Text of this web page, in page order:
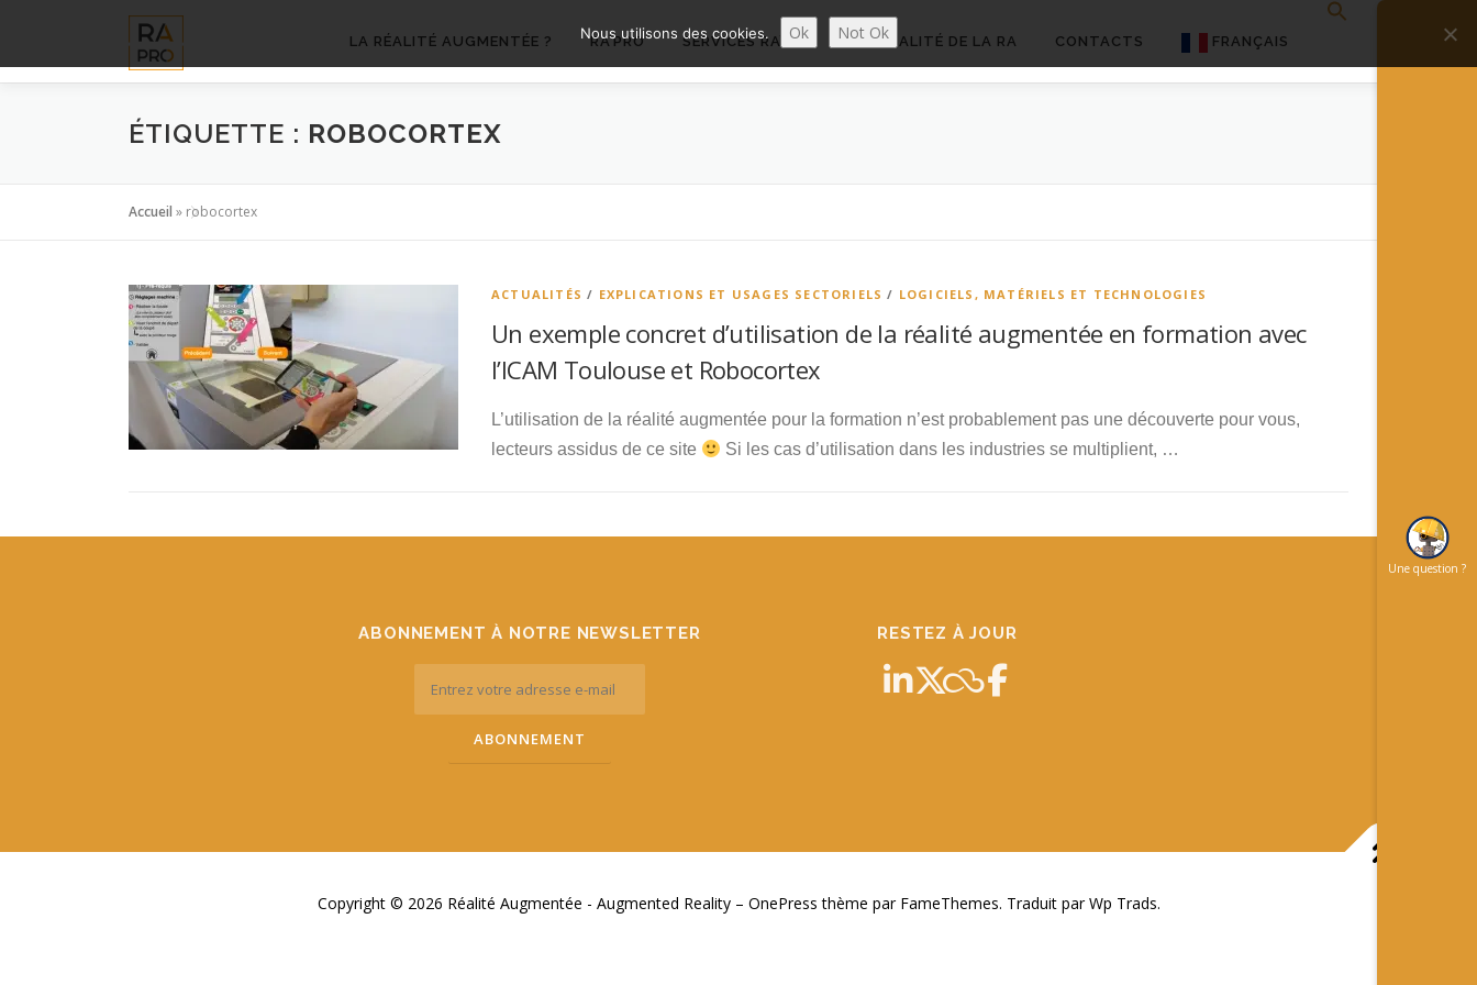
contenu
LA RÉALITÉ AUGMENTÉE ? RA’PRO SERVICES RA’PRO ACTUALITÉ DE LA RA CONTACTS FRANÇAIS
Español
ÉTIQUETTE : ROBOCORTEX
Accueil » robocortex
ACTUALITÉS / EXPLICATIONS ET USAGES SECTORIELS / LOGICIELS, MATÉRIELS ET TECHNOLOGIES
Un exemple concret d’utilisation de la réalité augmentée en formation avec
l’ICAM Toulouse et Robocortex
L’utilisation de la réalité augmentée pour la formation n’est probablement pas une découverte pour vous,
lecteurs assidus de ce site
Si les cas d’utilisation dans les industries se multiplient, …
ABONNEMENT À NOTRE NEWSLETTER RESTEZ À JOUR
Copyright © 2026 Réalité Augmentée - Augmented Reality – OnePress thème par FameThemes. Traduit par Wp Trads.
Une question ?
Nous utilisons des cookies. Ok Not Ok